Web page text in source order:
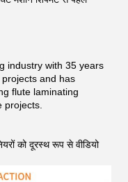
industry with 35 years
and has
flute laminating
projects.
को दूरस्थ रूप से वीडियो